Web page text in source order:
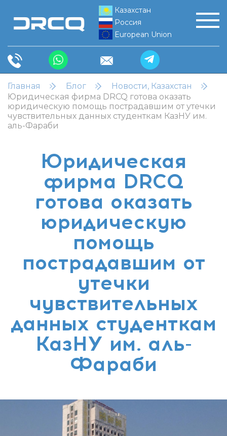
Казахстан
Россия
European Union
Главная Блог
Новости, Казахстан
Юридическая фирма DRCQ готова оказать
юридическую помощь пострадавшим от утечки
чувствительных данных студенткам КазНУ им.
аль-Фараби
Юридическая
фирма DRCQ
готова оказать
юридическую
помощь
пострадавшим от
утечки
чувствительных
данных студенткам
КазНУ им. аль-
Фараби